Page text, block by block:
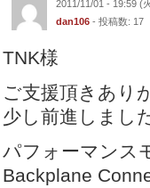
2011/11/01 - 19:59 (
dan106 - 投稿数: 17
TNK様
ご支援頂きあり
少し前進しまし
パフォーマンス
Backplane